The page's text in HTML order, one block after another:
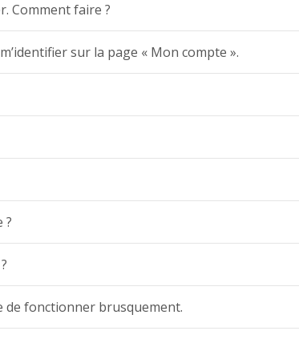
Comment faire ?
sur la page « Mon compte ».
?
de fonctionner brusquement.